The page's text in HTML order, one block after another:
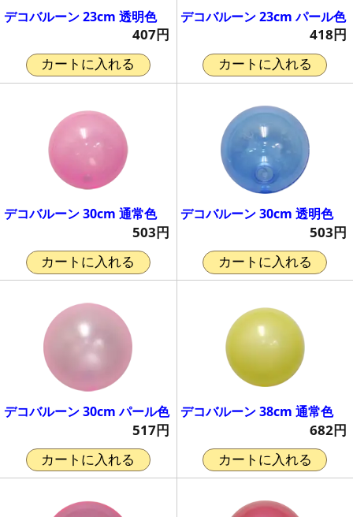
デコバルーン 23cm 透明色
407円
カートに入れる
デコバルーン 23cm パール色
418円
カートに入れる
デコバルーン 30cm 通常色
503円
カートに入れる
デコバルーン 30cm 透明色
503円
カートに入れる
デコバルーン 30cm パール色
517円
カートに入れる
デコバルーン 38cm 通常色
682円
カートに入れる